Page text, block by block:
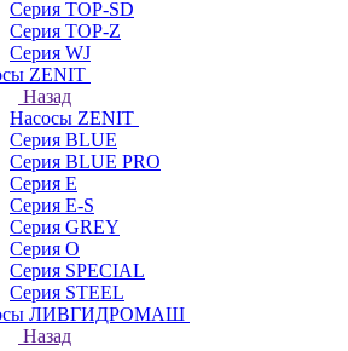
Серия TOP-SD
Серия TOP-Z
Серия WJ
ZENIT
Назад
Насосы ZENIT
Серия BLUE
Серия BLUE PRO
Серия E
Серия E-S
Серия GREY
Серия O
Серия SPECIAL
Серия STEEL
ЛИВГИДРОМАШ
Назад